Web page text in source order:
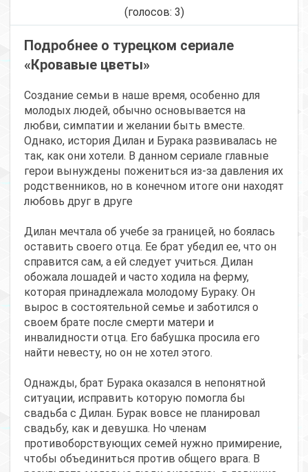
(голосов: 3)
Подробнее о турецком сериале
«Кровавые цветы»
Создание семьи в наше время, особенно для
молодых людей, обычно основывается на
любви, симпатии и желании быть вместе.
Однако, история Дилан и Бурака развивалась не
так, как они хотели. В данном сериале главные
герои вынуждены пожениться из-за давления их
родственников, но в конечном итоге они находят
любовь друг в друге
Дилан мечтала об учебе за границей, но боялась
оставить своего отца. Ее брат убедил ее, что он
справится сам, а ей следует учиться. Дилан
обожала лошадей и часто ходила на ферму,
которая принадлежала молодому Бураку. Он
вырос в состоятельной семье и заботился о
своем брате после смерти матери и
инвалидности отца. Его бабушка просила его
найти невесту, но он не хотел этого.
Однажды, брат Бурака оказался в непонятной
ситуации, исправить которую помогла бы
свадьба с Дилан. Бурак вовсе не планировал
свадьбу, как и девушка. Но членам
противоборствующих семей нужно примирение,
чтобы объединиться против общего врага. В